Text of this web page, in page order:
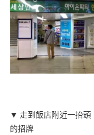
▼ 走到飯店附近一抬
的招牌